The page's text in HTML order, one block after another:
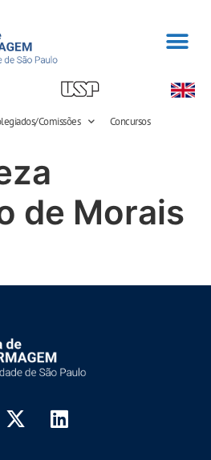
Comissões Concursos
de Morais